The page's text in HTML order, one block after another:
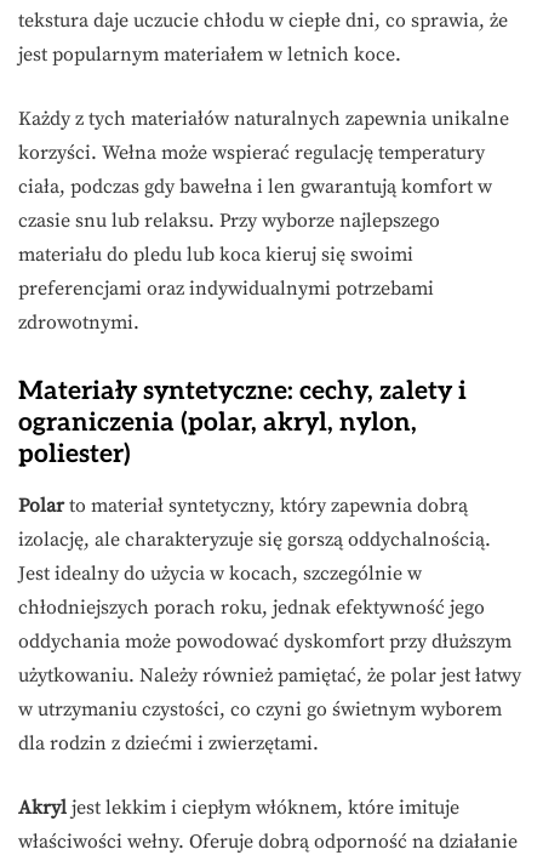
tekstura daje uczucie chłodu w ciepłe dni, co sprawia, że
jest popularnym materiałem w letnich koce.
Każdy z tych materiałów naturalnych zapewnia unikalne
korzyści. Wełna może wspierać regulację temperatury
ciała, podczas gdy bawełna i len gwarantują komfort w
czasie snu lub relaksu. Przy wyborze najlepszego
materiału do pledu lub koca kieruj się swoimi
preferencjami oraz indywidualnymi potrzebami
zdrowotnymi.
Materiały syntetyczne: cechy, zalety i
ograniczenia (polar, akryl, nylon,
poliester)
Polarto materiał syntetyczny, który zapewnia dobrą
izolację, ale charakteryzuje się gorszą oddychalnością.
Jest idealny do użycia w kocach, szczególnie w
chłodniejszych porach roku, jednak efektywność jego
oddychania może powodować dyskomfort przy dłuższym
użytkowaniu. Należy również pamiętać, że polar jest łatwy
w utrzymaniu czystości, co czyni go świetnym wyborem
dla rodzin z dziećmi i zwierzętami.
Akryl jest lekkim i ciepłym włóknem, które imituje
właściwości wełny. Oferuje dobrą odporność na działanie